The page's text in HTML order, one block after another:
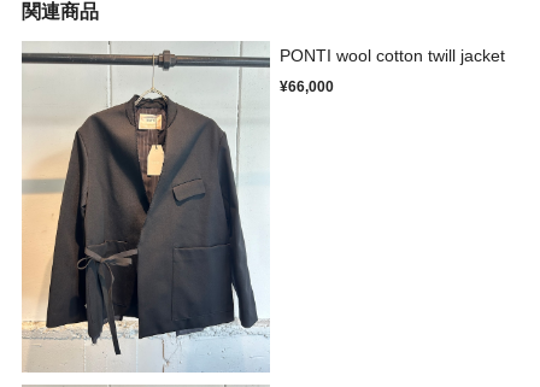
関連商品
PONTI wool cotton twill jacket
¥66,000